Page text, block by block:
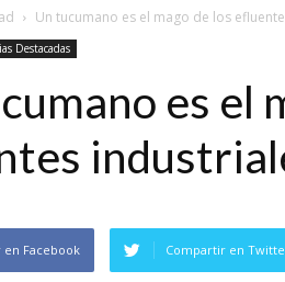
Un tucumano es el mago de los
Destacadas
es el
Facebook Compartir en